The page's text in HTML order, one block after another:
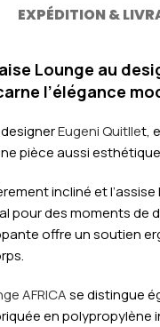
EXPÉDITION &
Lounge au
l’élégance
Eugeni Quitllet,
pièce aussi
incliné et
pour des moments de
offre un soutien
AFRICAse distingue
en polypropylène